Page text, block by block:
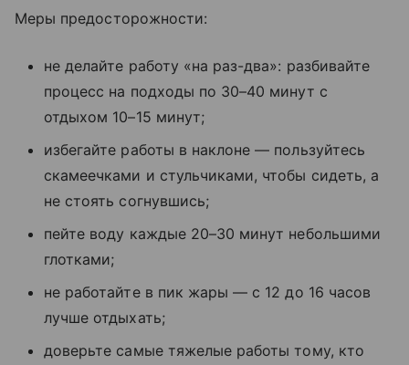
Меры предосторожности:
не делайте работу «на раз-два»: разбивайте
процесс на подходы по 30–40 минут с
отдыхом 10–15 минут;
избегайте работы в наклоне — пользуйтесь
скамеечками и стульчиками, чтобы сидеть, а
не стоять согнувшись;
пейте воду каждые 20–30 минут небольшими
глотками;
не работайте в пик жары — с 12 до 16 часов
лучше отдыхать;
доверьте самые тяжелые работы тому, кто